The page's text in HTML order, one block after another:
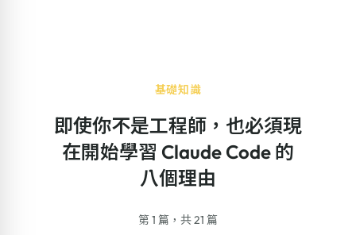
基礎知識
即使你不是工程師，也必須現
在開始學習 Claude Code 的
八個理由
第 1 篇，共 21 篇